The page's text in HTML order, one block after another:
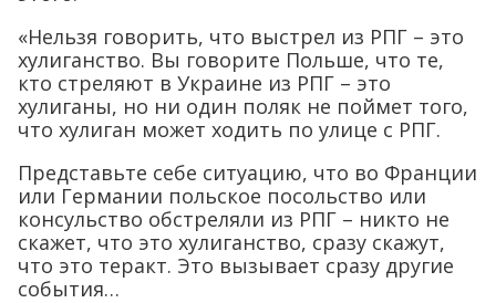
«Нельзя говорить, что выстрел из РПГ – это
хулиганство. Вы говорите Польше, что те,
кто стреляют в Украине из РПГ – это
хулиганы, но ни один поляк не поймет того,
что хулиган может ходить по улице с РПГ.
Представьте себе ситуацию, что во Франции
или Германии польское посольство или
консульство обстреляли из РПГ – никто не
скажет, что это хулиганство, сразу скажут,
что это теракт. Это вызывает сразу другие
события…